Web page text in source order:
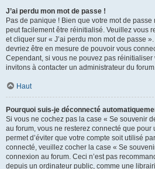
J’ai perdu mon mot de passe !
Pas de panique ! Bien que votre mot de passe
peut facilement être réinitialisé. Veuillez vous
et cliquer sur « J’ai perdu mon mot de passe
devriez être en mesure de pouvoir vous
Cependant, si vous ne pouvez pas
invitons à contacter un administrateur du
Haut
Pourquoi suis-je déconnecté
Si vous ne cochez pas la case « Se souvenir
au forum, vous ne resterez connecté que
permet d’éviter que votre compte soit utilisé
connecté, veuillez cocher la case « Se
connexion au forum. Ceci n’est pas
depuis un ordinateur public, comme une